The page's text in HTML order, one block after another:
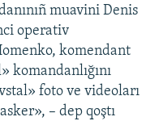
muavini Denis
operativ
komendant
komandanlığını
foto ve videoları
– dep qoştı